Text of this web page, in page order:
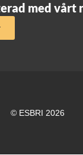
med vårt
© ESBRI 2026